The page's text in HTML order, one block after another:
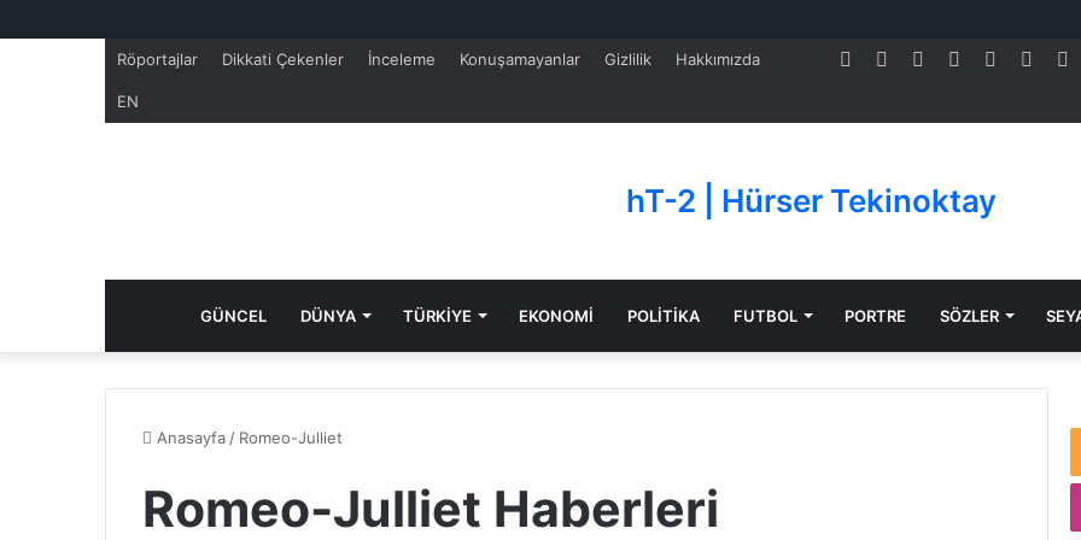
Röportajlar Dikkati Çekenler İnceleme Konuşamayanlar Gizlilik Hakkımızda
EN
YouTube
LinkedIn
Pinterest
Twitter
Facebook
hT-2 | Hürser Tekinoktay
GÜNCEL DÜNYA TÜRKİYE EKONOMİ POLİTİKA FUTBOL PORTRE SÖZLER
Anasayfa / Romeo-Julliet
Romeo-Julliet Haberleri